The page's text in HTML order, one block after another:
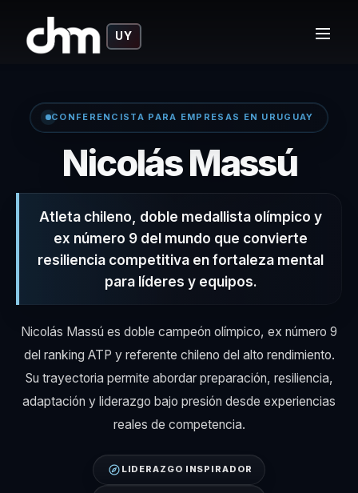
UY
CONFERENCISTA PARA EMPRESAS EN URUGUAY
Nicolás Massú:
Atleta chileno, doble medallista olímpico y
ex número 9 del mundo que convierte
resiliencia competitiva en fortaleza mental
para líderes y equipos.
Nicolás Massú es doble campeón olímpico, ex número 9
del ranking ATP y referente chileno del alto rendimiento.
Su trayectoria permite abordar preparación, resiliencia,
adaptación y liderazgo bajo presión desde experiencias
reales de competencia.
LIDERAZGO INSPIRADOR